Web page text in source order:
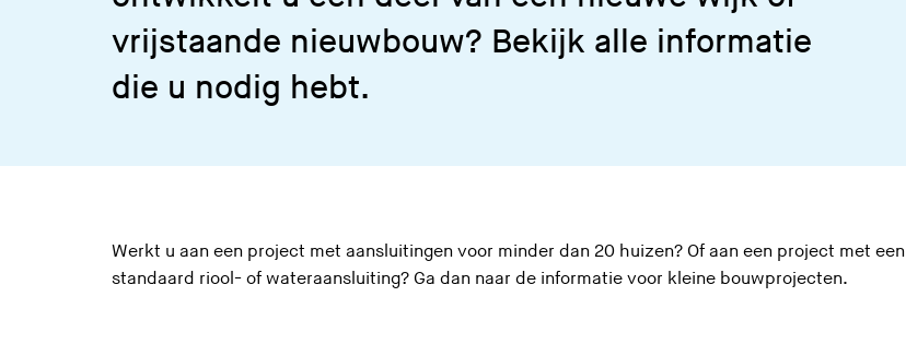
)
vrijstaande nieuwbouw? Bekijk alle informatie
die u nodig hebt.
Werkt u aan een project met aansluitingen voor minder dan 20 huizen? Of aan een project met een
standaard riool- of wateraansluiting? Ga dan naar de informatie voor kleine bouwprojecten.